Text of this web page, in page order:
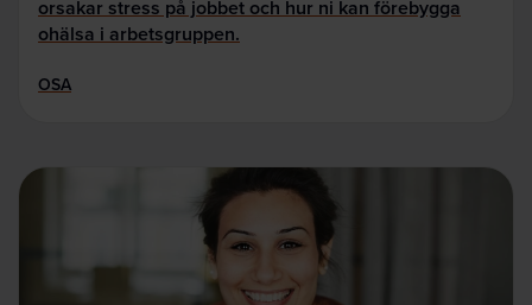
orsakar stress på jobbet och hur ni kan förebygga
ohälsa i arbetsgruppen.
OSA